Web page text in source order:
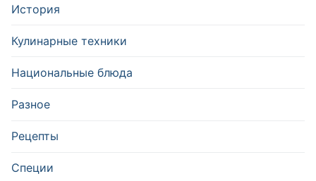
История
Кулинарные техники
Национальные блюда
Разное
Рецепты
Специи